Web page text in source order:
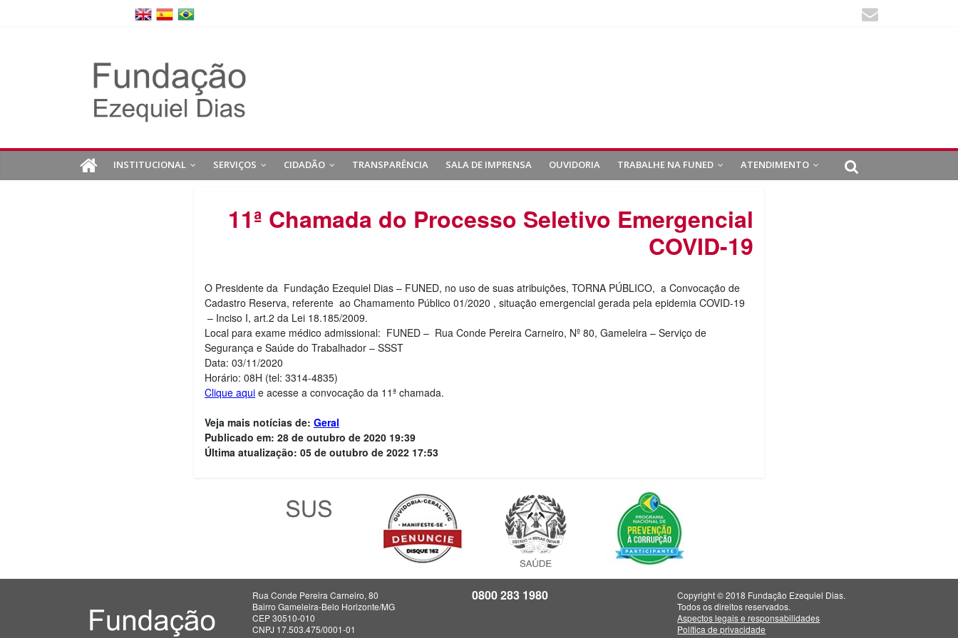
INSTITUCIONAL SERVIÇOS CIDADÃO TRANSPARÊNCIA SALA DE IMPRENSA OUVIDORIA TRABALHE NA FUNED ATENDIMENTO
11ª Chamada do Processo Seletivo Emergencial
COVID-19
O Presidente da Fundação Ezequiel Dias – FUNED, no uso de suas atribuições, TORNA PÚBLICO, a Convocação de
Cadastro Reserva, referente ao Chamamento Público 01/2020 , situação emergencial gerada pela epidemia COVID-19
– Inciso I, art.2 da Lei 18.185/2009.
Local para exame médico admissional: FUNED – Rua Conde Pereira Carneiro, Nº 80, Gameleira – Serviço de
Segurança e Saúde do Trabalhador – SSST
Data: 03/11/2020
Horário: 08H (tel: 3314-4835)
Clique aqui e acesse a convocação da 11ª chamada.
Veja mais notícias de: Geral
Publicado em: 28 de outubro de 2020 19:39
Última atualização: 05 de outubro de 2022 17:53
Rua Conde Pereira Carneiro, 80
Bairro Gameleira-Belo Horizonte/MG
CEP 30510-010
CNPJ 17.503.475/0001-01
0800 283 1980
Copyright © 2018 Fundação Ezequiel Dias.
Todos os direitos reservados.
Aspectos legais e responsabilidades
Política de privacidade